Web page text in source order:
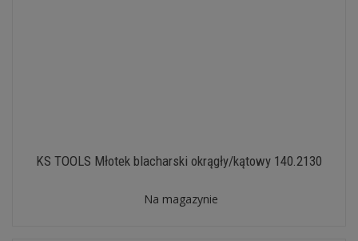
KS TOOLS Młotek blacharski okrągły/kątowy 140.2130
Na magazynie